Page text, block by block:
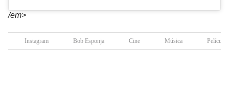
/em>
Instagram Bob Esponja Cine Música Películas